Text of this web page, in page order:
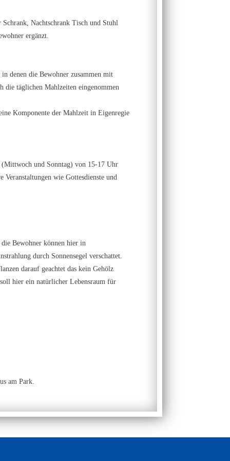
Nachtschrank Tisch und Stuhl
ergänzt.
denen die Bewohner zusammen mit
die täglichen Mahlzeiten eingenommen
Komponente der Mahlzeit in Eigenregie
(Mittwoch und Sonntag) von 15-17 Uhr
wie Gottesdienste und
die Bewohner können hier in
durch Sonnensegel verschattet.
darauf geachtet das kein Gehölz
hier ein natürlicher Lebensraum für
am Park.